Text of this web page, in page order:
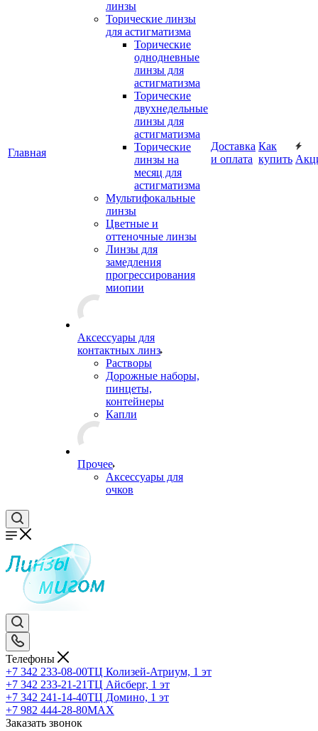
Главная
линзы
Торические линзы
для астигматизма
Торические
однодневные
линзы для
астигматизма
Торические
двухнедельные
линзы для
астигматизма
Торические
линзы на
месяц для
астигматизма
Мультифокальные
линзы
Цветные и
оттеночные линзы
Линзы для
замедления
прогрессирования
миопии
Аксессуары для
контактных линз
Растворы
Дорожные наборы,
пинцеты,
контейнеры
Капли
Прочее
Аксессуары для
очков
Доставка
и оплата
Как
купить
Телефоны
+7 342 233-08-00ТЦ Колизей-Атриум, 1 эт
+7 342 233-21-21ТЦ Айсберг, 1 эт
+7 342 241-14-40ТЦ Домино, 1 эт
+7 982 444-28-80MAX
Заказать звонок